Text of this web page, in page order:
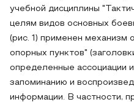
учебной дисциплины
целям видов основных
(рис. 1) применен механизм
опорных пунктов"
определенные ассоциации
запоминанию и
информации. В частности,